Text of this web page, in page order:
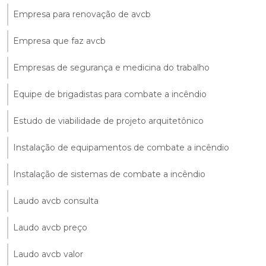
Empresa para renovação de avcb
Empresa que faz avcb
Empresas de segurança e medicina do trabalho
Equipe de brigadistas para combate a incêndio
Estudo de viabilidade de projeto arquitetônico
Instalação de equipamentos de combate a incêndio
Instalação de sistemas de combate a incêndio
Laudo avcb consulta
Laudo avcb preço
Laudo avcb valor